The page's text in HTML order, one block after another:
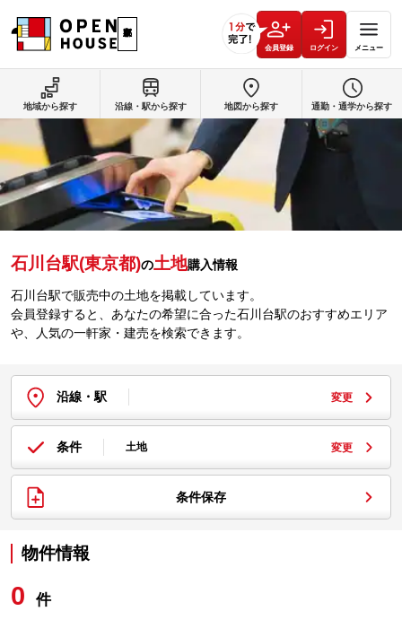
会員登録 ログイン メニュー
石川台駅(東京都)の土地購入情報
石川台駅で販売中の土地を掲載しています。
会員登録すると、あなたの希望に合った石川台駅のおすすめエリア
や、人気の一軒家・建売を検索できます。
沿線・駅 変更
条件 土地 変更
条件保存
物件情報
0 件
地域から探す 沿線・駅から探す 地図から探す 通勤・通学から探す